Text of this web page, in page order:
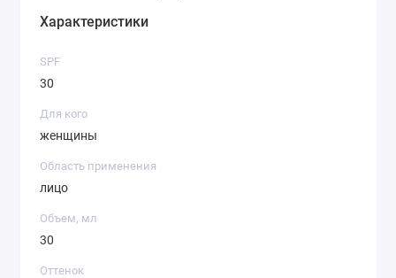
Характеристики
SPF
30
Для кого
женщины
Область применения
лицо
Объем, мл
30
Оттенок